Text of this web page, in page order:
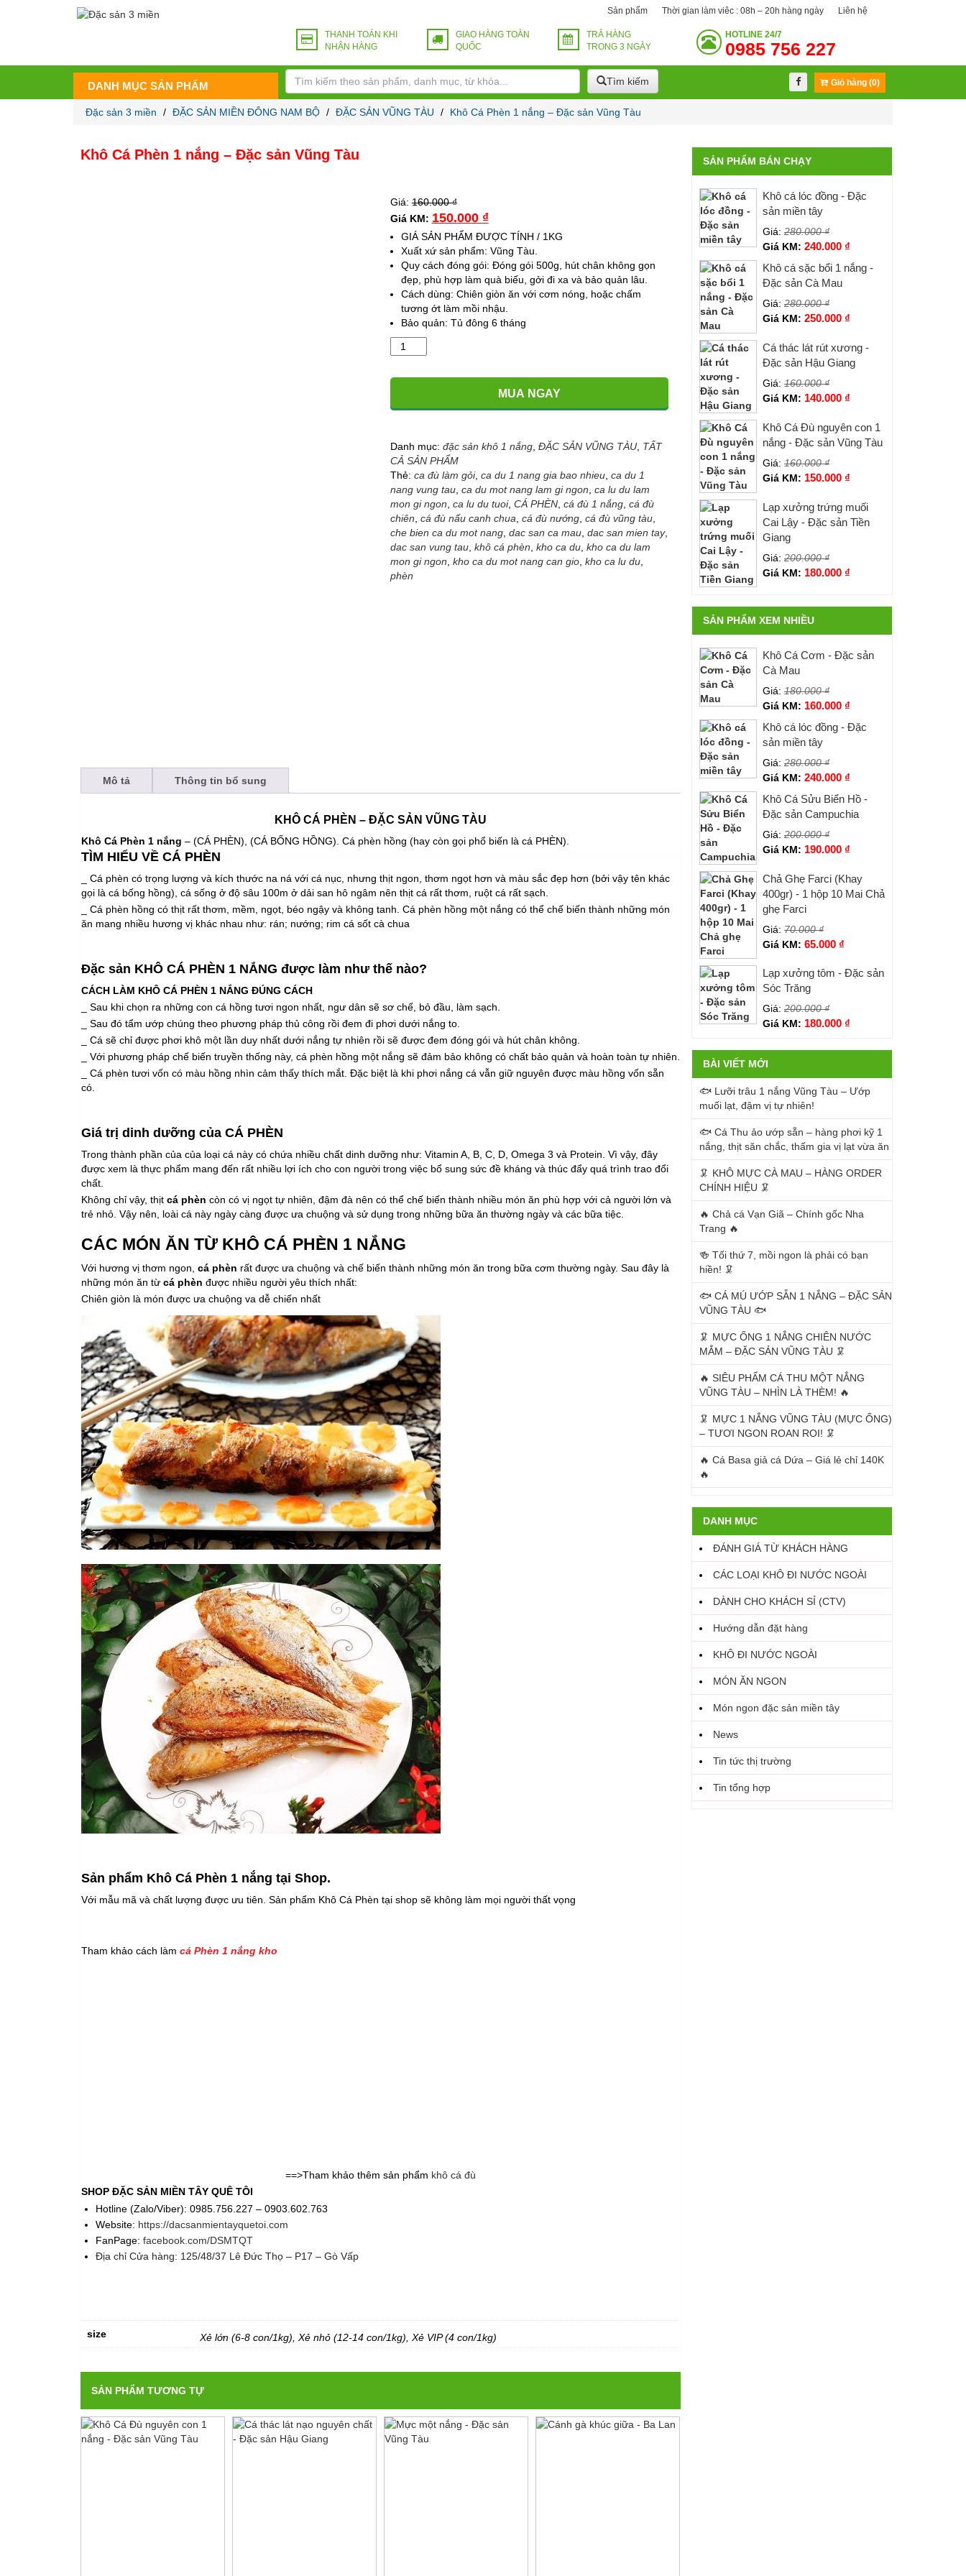
Sản phẩm Thời gian làm viêc : 08h – 20h hàng ngày Liên hệ
THANH TOÁN KHI
NHẬN HÀNG
GIAO HÀNG TOÀN
QUỐC
TRẢ HÀNG
TRONG 3 NGÀY
HOTLINE 24/7
0985 756 227
DANH MỤC SẢN PHẨM Tìm kiếm Giỏ hàng (0)
Đặc sản 3 miền / ĐẶC SẢN MIỀN ĐÔNG NAM BỘ / ĐẶC SẢN VŨNG TÀU / Khô Cá Phèn 1 nắng – Đặc sản Vũng Tàu
Khô Cá Phèn 1 nắng – Đặc sản Vũng Tàu
Giá:160.000₫
Giá KM: 150.000 ₫
GIÁ SẢN PHẨM ĐƯỢC TÍNH / 1KG
Xuất xứ sản phẩm: Vũng Tàu.
Quy cách đóng gói: Đóng gói 500g, hút chân không gọn
đẹp, phù hợp làm quà biếu, gởi đi xa và bảo quản lâu.
Cách dùng: Chiên giòn ăn với cơm nóng, hoặc chấm
tương ớt làm mồi nhậu.
Bảo quản: Tủ đông 6 tháng
Khô
Cá
sản
Vũng
Tàu
số
lượng
MUA NGAY
Danh mục: đặc sản khô 1 nắng, ĐẶC SẢN VŨNG TÀU, TẤT
CẢ SẢN PHẨM
Thẻ: ca đù làm gỏi, ca du 1 nang gia bao nhieu, ca du 1
nang vung tau, ca du mot nang lam gi ngon ca lu du lam
mon gi ngon ca lu du tuoi, CÁ PHÈN, cá đù 1 nắng, cá đù
chiên cá đù nấu canh chua cá đù nướng, cá đù vũng tàu,
che bien ca du mot nang, dac san ca mau, dac san mien tay,
dac san vung tau, khô cá phèn kho ca du, kho ca du lam
mon gi ngon kho ca du mot nang can gio, kho ca lu du,
phèn
Mô tả Thông tin bổ sung
KHÔ CÁ PHÈN – ĐẶC SẢN VŨNG TÀU
Khô Cá Phèn 1 nắng – (CÁ PHÈN), (CÁ BỐNG HỒNG). Cá phèn hồng (hay còn gọi phổ biến là cá PHÈN).
TÌM HIỂU VỀ CÁ PHÈN
_ Cá phèn có trọng lượng và kích thước na ná với cá nục, nhưng thịt ngon, thơm ngọt hơn và màu sắc đẹp hơn (bởi vậy tên khác
gọi là cá bống hồng), cá sống ở độ sâu 100m ở dải san hô ngâm nên thịt cá rất thơm, ruột cá rất sạch.
_ Cá phèn hồng có thịt rất thơm, mềm, ngọt, béo ngậy và không tanh. Cá phèn hồng một nắng có thể chế biến thành những món
ăn mang nhiều hương vị khác nhau như: rán; nướng; rim cá sốt cà chua
Đặc sản KHÔ CÁ PHÈN 1 NẮNG được làm như thế nào?
CÁCH LÀM KHÔ CÁ PHÈN 1 NẮNG ĐÚNG CÁCH
_ Sau khi chọn ra những con cá hồng tươi ngon nhất, ngư dân sẽ sơ chế, bỏ đầu, làm sạch.
_ Sau đó tẩm ướp chúng theo phương pháp thủ công rồi đem đi phơi dưới nắng to.
_ Cá sẽ chỉ được phơi khô một lần duy nhất dưới nắng tự nhiên rồi sẽ được đem đóng gói và hút chân không.
_ Với phương pháp chế biến truyền thống này, cá phèn hồng một nắng sẽ đảm bảo không có chất bảo quản và hoàn toàn tự nhiên.
_ Cá phèn tươi vốn có màu hồng nhìn cảm thấy thích mắt. Đặc biệt là khi phơi nắng cá vẫn giữ nguyên được màu hồng vốn sẵn
có.
Giá trị dinh dưỡng của CÁ PHÈN
Trong thành phần của của loại cá này có chứa nhiều chất dinh dưỡng như: Vitamin A, B, C, D, Omega 3 và Protein. Vì vậy, đây
được xem là thực phẩm mang đến rất nhiều lợi ích cho con người trong việc bổ sung sức đề kháng và thúc đẩy quá trình trao đổi
chất.
Không chỉ vậy, thịt cá phèn còn có vị ngọt tự nhiên, đậm đà nên có thể chế biến thành nhiều món ăn phù hợp với cả người lớn và
trẻ nhỏ. Vậy nên, loài cá này ngày càng được ưa chuộng và sử dụng trong những bữa ăn thường ngày và các bữa tiệc.
CÁC MÓN ĂN TỪ KHÔ CÁ PHÈN 1 NẮNG
Với hương vị thơm ngon, cá phèn rất được ưa chuộng và chế biến thành những món ăn trong bữa cơm thường ngày. Sau đây là
những món ăn từ cá phèn được nhiều người yêu thích nhất:
Chiên giòn là món được ưa chuộng va dễ chiến nhất
Sản phẩm Khô Cá Phèn 1 nắng tại Shop.
Với mẫu mã và chất lượng được ưu tiên. Sản phẩm Khô Cá Phèn tại shop sẽ không làm mọi người thất vọng
Tham khảo cách làm cá Phèn 1 nắng kho
==>Tham khảo thêm sản phẩm khô cá đù
SHOP ĐẶC SẢN MIỀN TÂY QUÊ TÔI
Hotline (Zalo/Viber): 0985.756.227 – 0903.602.763
Website: https://dacsanmientayquetoi.com
FanPage: facebook.com/DSMTQT
Địa chỉ Cửa hàng: 125/48/37 Lê Đức Thọ – P17 – Gò Vấp
size Xẻ lớn (6-8 con/1kg), Xẻ nhỏ (12-14 con/1kg), Xẻ VIP (4 con/1kg)
SẢN PHẨM TƯƠNG TỰ
SẢN PHẨM BÁN CHẠY
Khô cá lóc đồng - Đặc
sản miền tây
Giá: 280.000₫
Giá KM: 240.000 ₫
Khô cá sặc bổi 1 nắng -
Đặc sản Cà Mau
Giá: 280.000₫
Giá KM: 250.000 ₫
Cá thác lát rút xương -
Đặc sản Hậu Giang
Giá: 160.000₫
Giá KM: 140.000 ₫
Khô Cá Đù nguyên con 1
nắng - Đặc sản Vũng Tàu
Giá: 160.000₫
Giá KM: 150.000 ₫
Lạp xưởng trứng muối
Cai Lậy - Đặc sản Tiền
Giang
Giá: 200.000₫
Giá KM: 180.000 ₫
SẢN PHẨM XEM NHIỀU
Khô Cá Cơm - Đặc sản
Cà Mau
Giá: 180.000₫
Giá KM: 160.000 ₫
Khô cá lóc đồng - Đặc
sản miền tây
Giá: 280.000₫
Giá KM: 240.000 ₫
Khô Cá Sửu Biển Hồ -
Đặc sản Campuchia
Giá: 200.000₫
Giá KM: 190.000 ₫
Chả Ghẹ Farci (Khay
400gr) - 1 hộp 10 Mai Chả
ghẹ Farci
Giá: 70.000₫
Giá KM: 65.000 ₫
Lạp xưởng tôm - Đặc sản
Sóc Trăng
Giá: 200.000₫
Giá KM: 180.000 ₫
BÀI VIẾT MỚI
🐟 Lưỡi trâu 1 nắng Vũng Tàu – Ướp
muối lạt, đậm vị tự nhiên!
🐟 Cá Thu ảo ướp sẵn – hàng phơi kỹ 1
nắng, thịt săn chắc, thấm gia vị lạt vừa ăn
🦑 KHÔ MỰC CÀ MAU – HÀNG ORDER
CHÍNH HIỆU 🦑
🔥 Chả cá Vạn Giã – Chính gốc Nha
Trang 🔥
🍻 Tối thứ 7, mồi ngon là phải có bạn
hiền! 🦑
🐟 CÁ MÚ ƯỚP SẴN 1 NẮNG – ĐẶC SẢN
VŨNG TÀU 🐟
🦑 MỰC ỐNG 1 NẮNG CHIÊN NƯỚC
MẮM – ĐẶC SẢN VŨNG TÀU 🦑
🔥 SIÊU PHẨM CÁ THU MỘT NẮNG
VŨNG TÀU – NHÌN LÀ THÈM! 🔥
🦑 MỰC 1 NẮNG VŨNG TÀU (MỰC ỐNG)
– TƯƠI NGON ROAN ROI! 🦑
🔥 Cá Basa giả cá Dứa – Giá lẻ chỉ 140K
🔥
DANH MỤC
ĐÁNH GIÁ TỪ KHÁCH HÀNG
CÁC LOẠI KHÔ ĐI NƯỚC NGOÀI
DÀNH CHO KHÁCH SỈ (CTV)
Hướng dẫn đặt hàng
KHÔ ĐI NƯỚC NGOÀI
MÓN ĂN NGON
Món ngon đặc sản miền tây
News
Tin tức thị trường
Tin tổng hợp